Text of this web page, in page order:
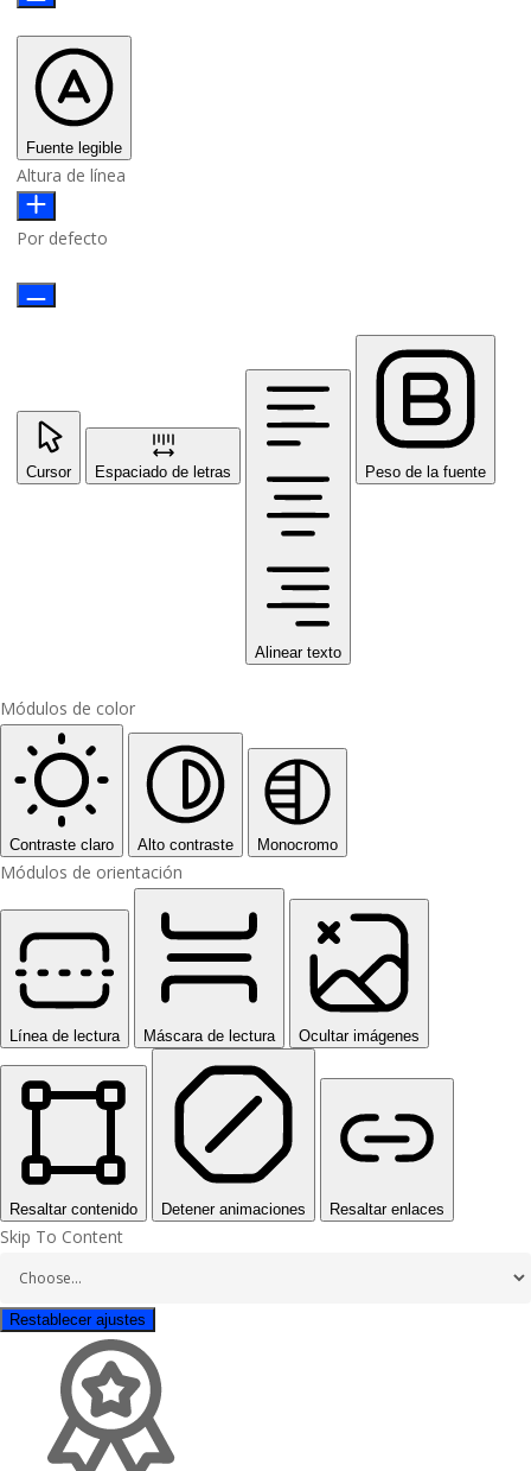
Fuente legible
Altura de línea
Por defecto
Cursor Espaciado de letras
Alinear texto
Peso de la fuente
Módulos de color
Contraste claro Alto contraste Monocromo
Módulos de orientación
Línea de lectura Máscara de lectura Ocultar imágenes
Resaltar contenido Detener animaciones Resaltar enlaces
Skip To Content
Restablecer ajustes